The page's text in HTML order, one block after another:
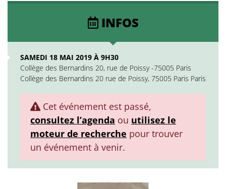
INFOS
SAMEDI 18 MAI 2019 À 9H30
Collège des Bernardins 20, rue de Poissy -75005 Paris
Collège des Bernardins 20 rue de Poissy, 75005 Paris Paris
Cet événement est passé,
consultez l’agenda ou utilisez le
moteur de recherche pour trouver
un événement à venir.